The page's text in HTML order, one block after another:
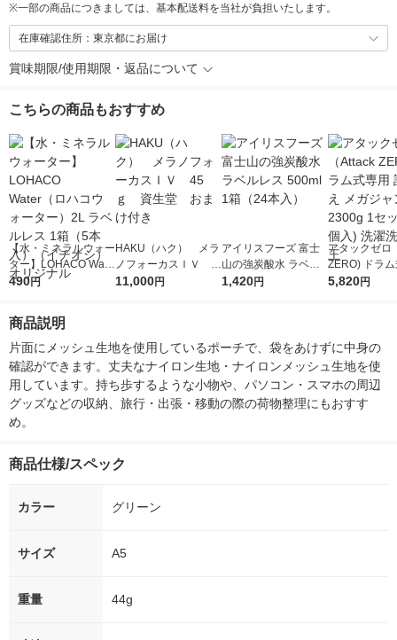
※一部の商品につきましては、基本配送料を当社が負担いたします。
在庫確認住所：東京都にお届け
賞味期限/使用期限・返品について
こちらの商品もおすすめ
【水・ミネラルウォー
ター】LOHACO Wate
r（ロハコウォータ
シ） オリジナル
490円
HAKU（ハク） メラ
ノフォーカスＩＶ 4
5ｇ 資生堂 おまけ
11,000円
アイリスフーズ 富士
山の強炭酸水 ラベル
レス 500ml 1箱（24
1,420円
アタックゼロ
ZERO) ドラ
詰め替え メガ
5,820円
商品説明
片面にメッシュ生地を使用しているポーチで、袋をあけずに中身の
確認ができます。丈夫なナイロン生地・ナイロンメッシュ生地を使
用しています。持ち歩するような小物や、パソコン・スマホの周辺
グッズなどの収納、旅行・出張・移動の際の荷物整理にもおすす
め。
商品仕様/スペック
カラー グリーン
サイズ A5
重量 44g